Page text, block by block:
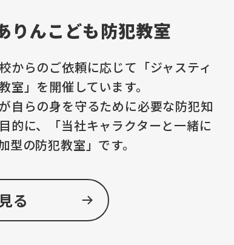
りんこども防犯教室
からのご依頼に応じて「ジャスティ
室」を開催しています。
自らの身を守るために必要な防犯知
的に、「当社キャラクターと一緒に
の防犯教室」です。
る